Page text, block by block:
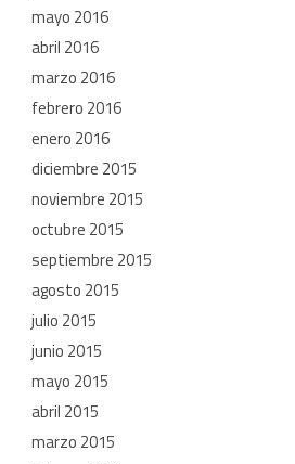
mayo 2016
abril 2016
marzo 2016
febrero 2016
enero 2016
diciembre 2015
noviembre 2015
octubre 2015
septiembre 2015
agosto 2015
julio 2015
junio 2015
mayo 2015
abril 2015
marzo 2015